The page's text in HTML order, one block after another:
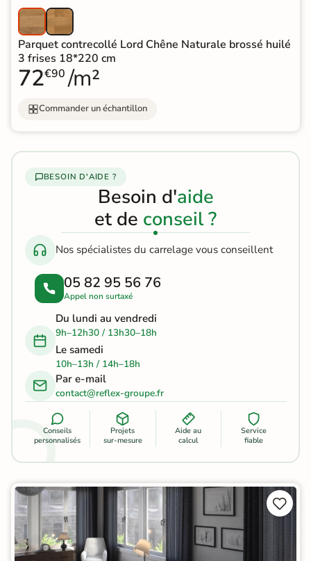
Parquet contrecollé Lord Chêne Naturale brossé huilé
3 frises 18*220 cm
72€90 /m²
Commander un échantillon
BESOIN D'AIDE ?
Besoin d'aide
et de conseil ?
Nos spécialistes du carrelage vous conseillent
05 82 95 56 76
Appel non surtaxé
Du lundi au vendredi
9h–12h30 / 13h30–18h
Le samedi
10h–13h / 14h–18h
Par e-mail
contact@reflex-groupe.fr
Conseils
personnalisés
Projets
sur-mesure
Aide au
calcul
Service
fiable

